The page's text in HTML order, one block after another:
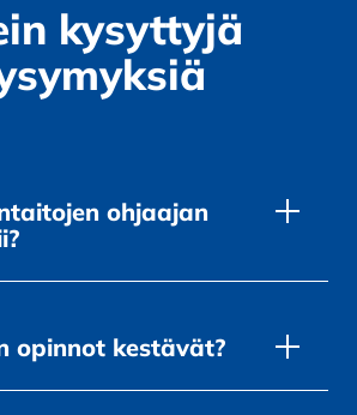
kysyttyjä
ohjaajan
opinnot kestävät?